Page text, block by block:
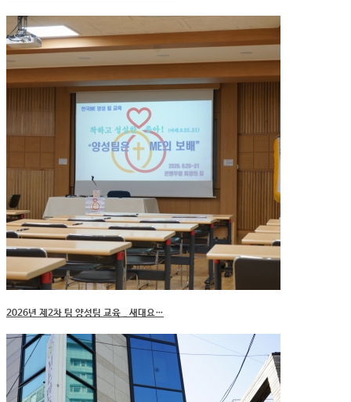
2026년 제2차 팀 양성팀 교육 _ 새대요…